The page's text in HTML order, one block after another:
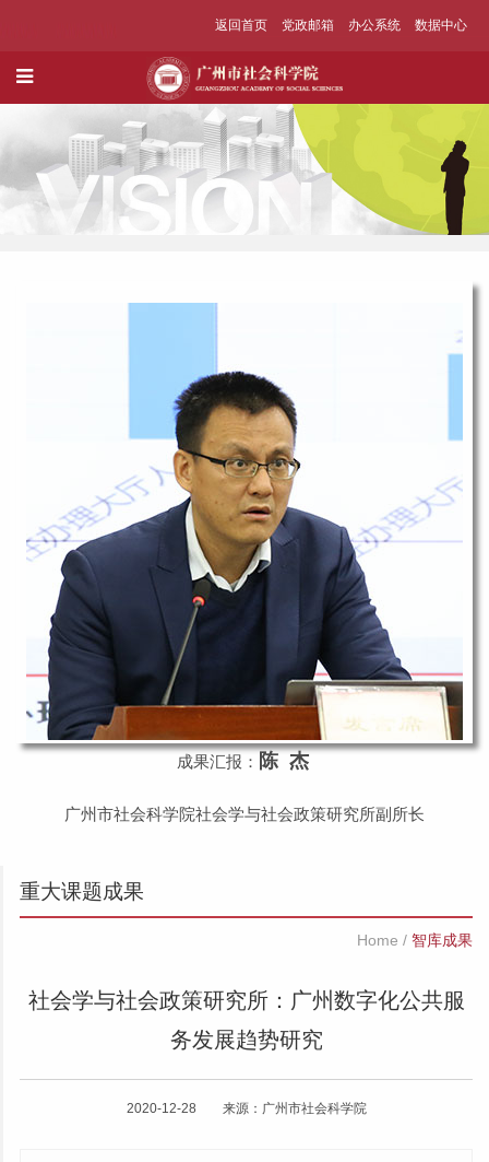
返回首页 党政邮箱 办公系统 数据中心
成果汇报： 陈 杰
广州市社会科学院社会学与社会政策研究所副所长
重大课题成果
Home / 智库成果
社会学与社会政策研究所：广州数字化公共服
务发展趋势研究
2020-12-28 来源：广州市社会科学院